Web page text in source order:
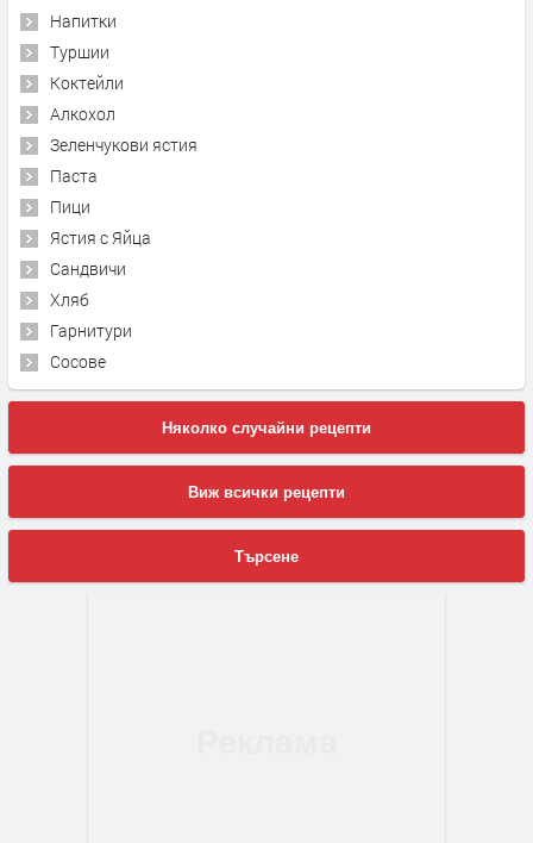
Напитки
Туршии
Коктейли
Алкохол
Зеленчукови ястия
Паста
Пици
Ястия с Яйца
Сандвичи
Хляб
Гарнитури
Сосове
Няколко случайни рецепти
Виж всички рецепти
Търсене